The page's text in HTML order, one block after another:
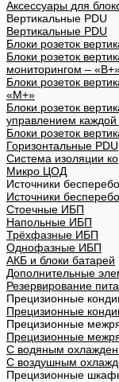
Аксессуары для
Вертикальные PDU
Вертикальные PDU
Блоки розеток
Блоки розеток
мониторингом –
Блоки розеток
«М+»
Блоки розеток
управлением
Блоки розеток
Горизонтальные PDU
Система изоляции
Микро ЦОД
Источники
Источники
Стоечные ИБП
Напольные ИБП
Трёхфазные ИБП
Однофазные ИБП
АКБ и блоки батарей
Дополнительные
Резервирование
Прецизионные
Прецизионные
Прецизионные
Прецизионные
С водяным
С воздушным
Прецизионные